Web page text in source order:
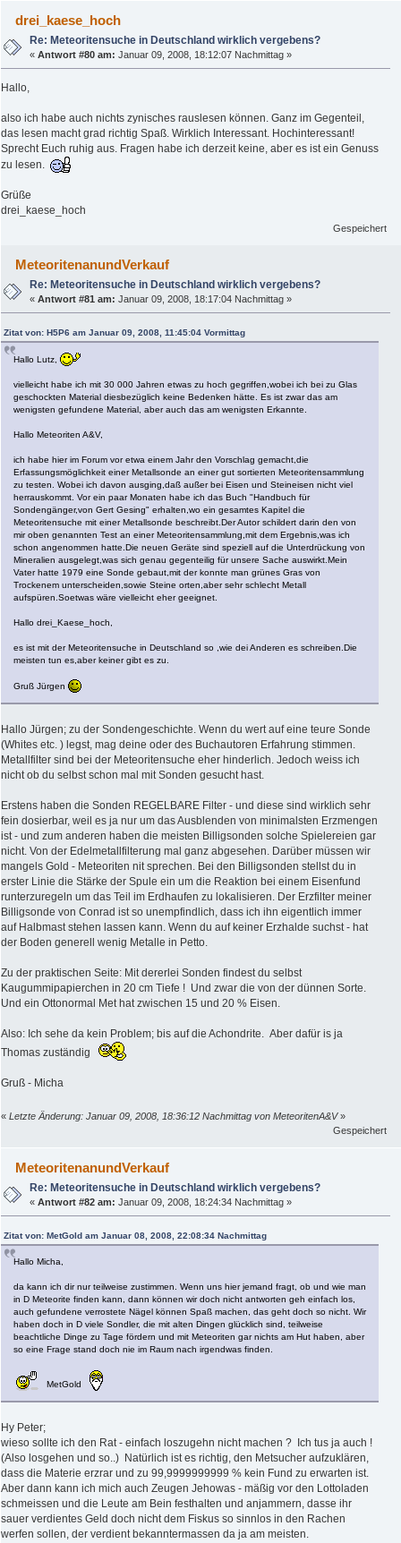
drei_kaese_hoch
Re: Meteoritensuche in Deutschland wirklich vergebens?
«Antwort #80 am: Januar 09, 2008, 18:12:07 Nachmittag »
Hallo,
also ich habe auch nichts zynisches rauslesen können. Ganz im Gegenteil,
das lesen macht grad richtig Spaß. Wirklich Interessant. Hochinteressant!
Sprecht Euch ruhig aus. Fragen habe ich derzeit keine, aber es ist ein Genuss
zu lesen.
Grüße
drei_kaese_hoch
Gespeichert
MeteoritenanundVerkauf
Re: Meteoritensuche in Deutschland wirklich vergebens?
«Antwort #81 am: Januar 09, 2008, 18:17:04 Nachmittag »
Zitat von: H5P6 am Januar 09, 2008, 11:45:04 Vormittag
Hallo Lutz,
vielleicht habe ich mit 30 000 Jahren etwas zu hoch gegriffen,wobei ich bei zu Glas
geschockten Material diesbezüglich keine Bedenken hätte. Es ist zwar das am
wenigsten gefundene Material, aber auch das am wenigsten Erkannte.
Hallo Meteoriten A&V,
ich habe hier im Forum vor etwa einem Jahr den Vorschlag gemacht,die
Erfassungsmöglichkeit einer Metallsonde an einer gut sortierten Meteoritensammlung
zu testen. Wobei ich davon ausging,daß außer bei Eisen und Steineisen nicht viel
herrauskommt. Vor ein paar Monaten habe ich das Buch "Handbuch für
Sondengänger,von Gert Gesing" erhalten,wo ein gesamtes Kapitel die
Meteoritensuche mit einer Metallsonde beschreibt.Der Autor schildert darin den von
mir oben genannten Test an einer Meteoritensammlung,mit dem Ergebnis,was ich
schon angenommen hatte.Die neuen Geräte sind speziell auf die Unterdrückung von
Mineralien ausgelegt,was sich genau gegenteilig für unsere Sache auswirkt.Mein
Vater hatte 1979 eine Sonde gebaut,mit der konnte man grünes Gras von
Trockenem unterscheiden,sowie Steine orten,aber sehr schlecht Metall
aufspüren.Soetwas wäre vielleicht eher geeignet.
Hallo drei_Kaese_hoch,
es ist mit der Meteoritensuche in Deutschland so ,wie dei Anderen es schreiben.Die
meisten tun es,aber keiner gibt es zu.
Gruß Jürgen
Hallo Jürgen; zu der Sondengeschichte. Wenn du wert auf eine teure Sonde
(Whites etc. ) legst, mag deine oder des Buchautoren Erfahrung stimmen.
Metallfilter sind bei der Meteoritensuche eher hinderlich. Jedoch weiss ich
nicht ob du selbst schon mal mit Sonden gesucht hast.
Erstens haben die Sonden REGELBARE Filter - und diese sind wirklich sehr
fein dosierbar, weil es ja nur um das Ausblenden von minimalsten Erzmengen
ist - und zum anderen haben die meisten Billigsonden solche Spielereien gar
nicht. Von der Edelmetallfilterung mal ganz abgesehen. Darüber müssen wir
mangels Gold - Meteoriten nit sprechen. Bei den Billigsonden stellst du in
erster Linie die Stärke der Spule ein um die Reaktion bei einem Eisenfund
runterzuregeln um das Teil im Erdhaufen zu lokalisieren. Der Erzfilter meiner
Billigsonde von Conrad ist so unempfindlich, dass ich ihn eigentlich immer
auf Halbmast stehen lassen kann. Wenn du auf keiner Erzhalde suchst - hat
der Boden generell wenig Metalle in Petto.
Zu der praktischen Seite: Mit dererlei Sonden findest du selbst
Kaugummipapierchen in 20 cm Tiefe ! Und zwar die von der dünnen Sorte.
Und ein Ottonormal Met hat zwischen 15 und 20 % Eisen.
Also: Ich sehe da kein Problem; bis auf die Achondrite. Aber dafür is ja
Thomas zuständig
Gruß - Micha
« Letzte Änderung: Januar 09, 2008, 18:36:12 Nachmittag von MeteoritenA&V»
Gespeichert
MeteoritenanundVerkauf
Re: Meteoritensuche in Deutschland wirklich vergebens?
«Antwort #82 am: Januar 09, 2008, 18:24:34 Nachmittag »
Zitat von: MetGold am Januar 08, 2008, 22:08:34 Nachmittag
Hallo Micha,
da kann ich dir nur teilweise zustimmen. Wenn uns hier jemand fragt, ob und wie man
in D Meteorite finden kann, dann können wir doch nicht antworten geh einfach los,
auch gefundene verrostete Nägel können Spaß machen, das geht doch so nicht. Wir
haben doch in D viele Sondler, die mit alten Dingen glücklich sind, teilweise
beachtliche Dinge zu Tage fördern und mit Meteoriten gar nichts am Hut haben, aber
so eine Frage stand doch nie im Raum nach irgendwas finden.
MetGold
Hy Peter;
wieso sollte ich den Rat - einfach loszugehn nicht machen ? Ich tus ja auch !
(Also losgehen und so..) Natürlich ist es richtig, den Metsucher aufzuklären,
dass die Materie erzrar und zu 99,9999999999 % kein Fund zu erwarten ist.
Aber dann kann ich mich auch Zeugen Jehowas - mäßig vor den Lottoladen
schmeissen und die Leute am Bein festhalten und anjammern, dasse ihr
sauer verdientes Geld doch nicht dem Fiskus so sinnlos in den Rachen
werfen sollen, der verdient bekanntermassen da ja am meisten.